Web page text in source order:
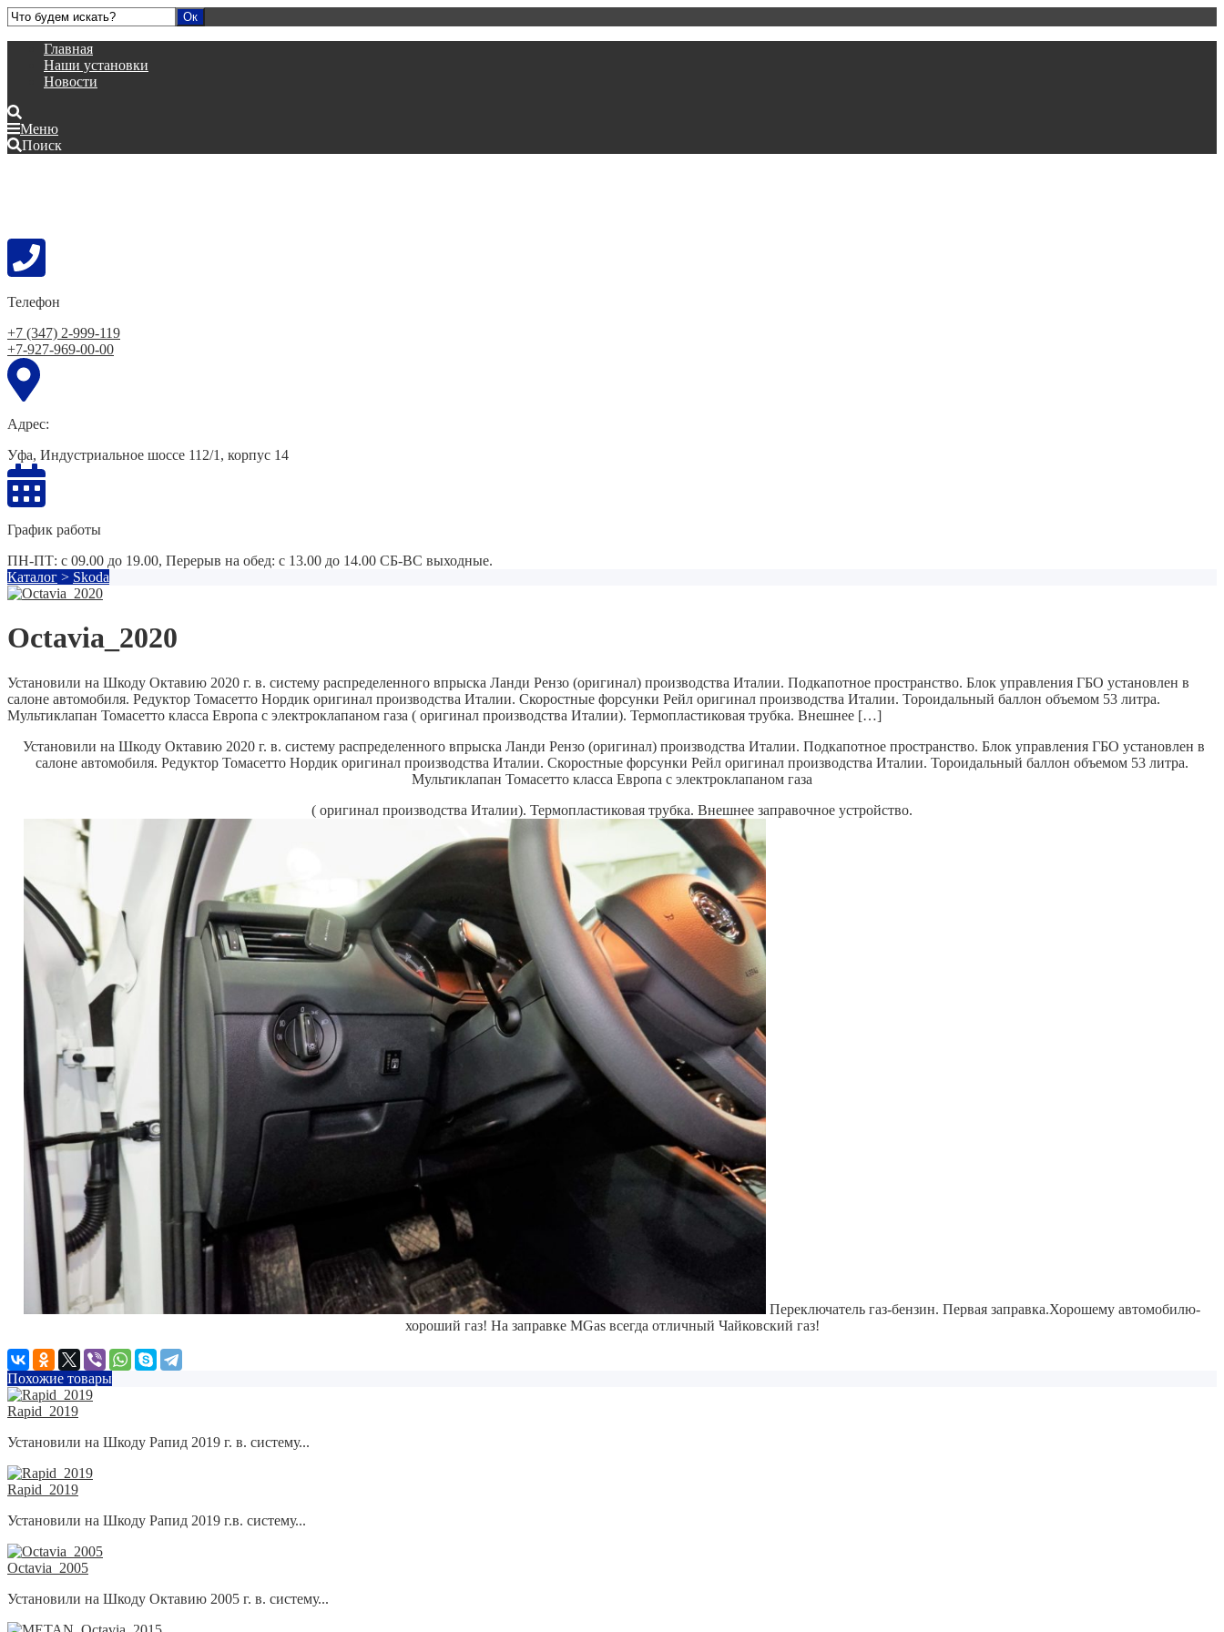
Главная
Наши установки
Новости
Меню
Поиск
Телефон
+7 (347) 2-999-119
+7-927-969-00-00
Адрес:
Уфа, Индустриальное шоссе 112/1, корпус 14
График работы
ПН-ПТ: с 09.00 до 19.00, Перерыв на обед: с 13.00 до 14.00 СБ-ВС выходные.
Каталог > Skoda
Octavia_2020
Установили на Шкоду Октавию 2020 г. в. систему распределенного впрыска Ланди Рензо (оригинал) производства Италии. Подкапотное пространство. Блок управления ГБО установлен в
салоне автомобиля. Редуктор Томасетто Нордик оригинал производства Италии. Скоростные форсунки Рейл оригинал производства Италии. Тороидальный баллон объемом 53 литра.
Мультиклапан Томасетто класса Европа с электроклапаном газа ( оригинал производства Италии). Термопластиковая трубка. Внешнее […]
Установили на Шкоду Октавию 2020 г. в. систему распределенного впрыска Ланди Рензо (оригинал) производства Италии. Подкапотное пространство. Блок управления ГБО установлен в
салоне автомобиля. Редуктор Томасетто Нордик оригинал производства Италии. Скоростные форсунки Рейл оригинал производства Италии. Тороидальный баллон объемом 53 литра.
Мультиклапан Томасетто класса Европа с электроклапаном газа
( оригинал производства Италии). Термопластиковая трубка. Внешнее заправочное устройство.
Переключатель газ-бензин. Первая заправка.Хорошему автомобилю-
хороший газ! На заправке MGas всегда отличный Чайковский газ!
Похожие товары
Rapid_2019
Установили на Шкоду Рапид 2019 г. в. систему...
Rapid_2019
Установили на Шкоду Рапид 2019 г.в. систему...
Octavia_2005
Установили на Шкоду Октавию 2005 г. в. систему...